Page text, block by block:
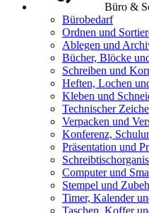
Büro &
Bürobedarf
Ordnen und
Ablegen und
Bücher, Blöcke
Schreiben und
Heften, Lochen
Kleben und
Technischer
Verpacken und
Konferenz,
Präsentation und
Computer und
Stempel und
Timer, Kalender